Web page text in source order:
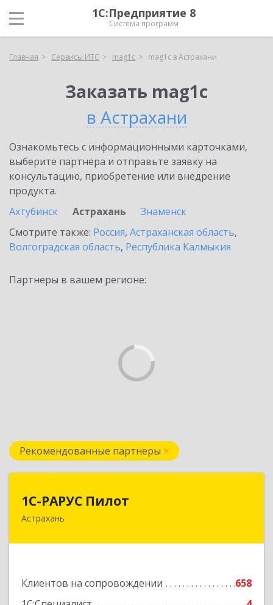
1С:Предприятие 8
Система программ
Главная Сервисы ИТС mag1c mag1c в Астрахани
Заказать mag1c
в Астрахани
Ознакомьтесь с информационными карточками,
выберите партнёра и отправьте заявку на
консультацию, приобретение или внедрение
продукта.
Ахтубинск
Астрахань
Знаменск
Смотрите также: Россия, Астраханская область,
Волгоградская область, Республика Калмыкия
Партнеры в вашем регионе:
Рекомендованные партнеры
1С-РАРУС Пилот
Астрахань
Клиентов на сопровождении
658